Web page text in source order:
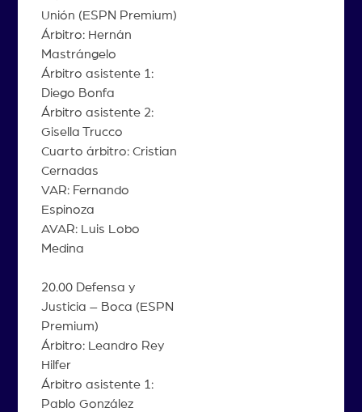
Unión (ESPN Premium)
Árbitro: Hernán
Mastrángelo
Árbitro asistente 1:
Diego Bonfa
Árbitro asistente 2:
Gisella Trucco
Cuarto árbitro: Cristian
Cernadas
VAR: Fernando
Espinoza
AVAR: Luis Lobo
Medina
20.00 Defensa y
Justicia – Boca (ESPN
Premium)
Árbitro: Leandro Rey
Hilfer
Árbitro asistente 1:
Pablo González